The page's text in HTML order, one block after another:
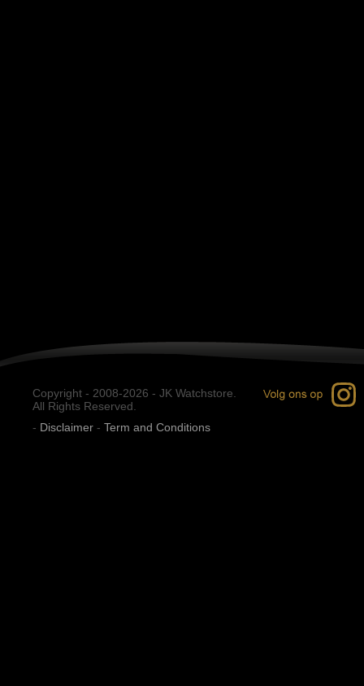
Copyright - 2008-2026 - JK Watchstore.
All Rights Reserved.
- Disclaimer - Term and Conditions